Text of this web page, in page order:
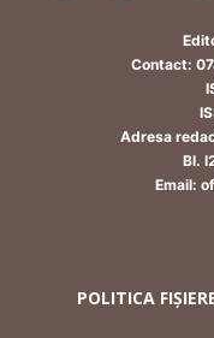
Contact:
Adresa
Bl.
Email:
POLITICA